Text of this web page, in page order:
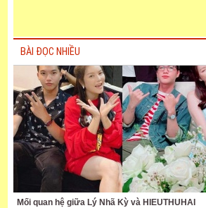
BÀI ĐỌC NHIỀU
Mối quan hệ giữa Lý Nhã Kỳ và HIEUTHUHAI